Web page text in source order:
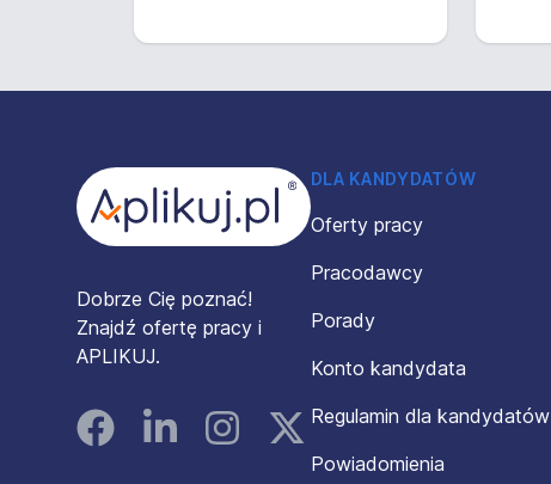
Dobrze Cię poznać!
Znajdź ofertę pracy i
APLIKUJ.
FacebookLinked InInstagramInstagram
DLA KANDYDATÓW
Oferty pracy
Pracodawcy
Porady
Konto kandydata
Regulamin dla kandydatów
Powiadomienia